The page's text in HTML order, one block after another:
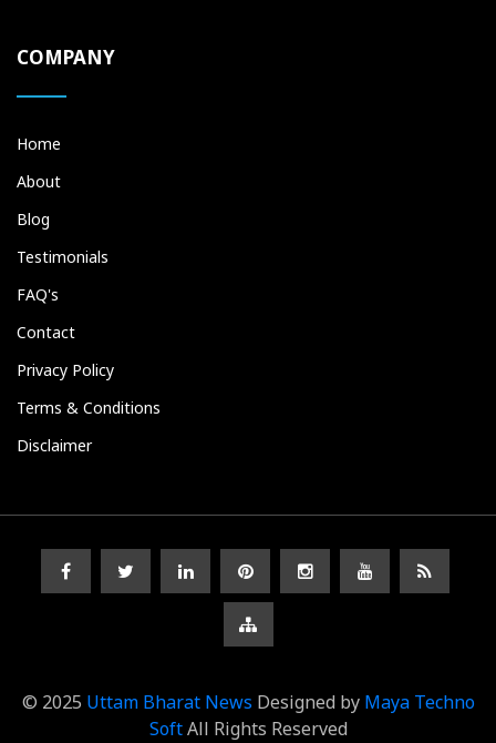
COMPANY
Home
About
Blog
Testimonials
FAQ's
Contact
Privacy Policy
Terms & Conditions
Disclaimer
© 2025 Uttam Bharat News Designed by Maya Techno
SoftAll Rights Reserved